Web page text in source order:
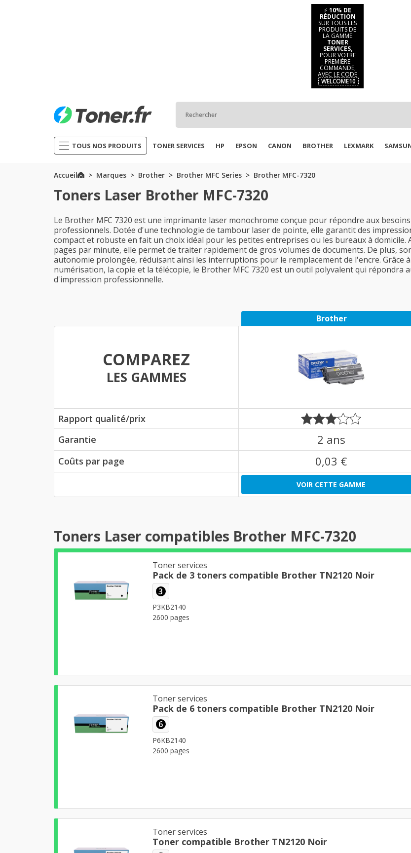
⚡ 10% DE
RÉDUCTION
SUR TOUS LES
PRODUITS DE
LA GAMME
TONER
SERVICES,
POUR VOTRE
PREMIÈRE
COMMANDE,
AVEC LE CODE
WELCOME10
TOUS NOS PRODUITS TONER SERVICES HP EPSON CANON BROTHER LEXMARK
Accueil Marques Brother Brother MFC Series Brother MFC-7320
Toners Laser Brother MFC-7320
Le Brother MFC 7320 est une imprimante laser monochrome conçue pour répondre aux
professionnels. Dotée d'une technologie de tambour laser de pointe, elle garantit des
compact et robuste en fait un choix idéal pour les petites entreprises ou les bureaux à domicile.
pages par minute, elle permet de traiter rapidement de gros volumes de documents. De plus,
autonomie prolongée, réduisant ainsi les interruptions pour le remplacement de l'encre. Grâce
numérisation, la copie et la télécopie, le Brother MFC 7320 est un outil polyvalent qui répondra
d'impression professionnelle.
Brother
COMPAREZ
LES GAMMES
Rapport qualité/prix
Garantie
2 ans
Coûts par page 0,03 €
VOIR CETTE GAMME
Toners Laser compatibles Brother MFC-7320
Toner services
Pack de 3 toners compatible Brother TN2120 Noir
3
P3KB2140
2600 pages
Toner services
Pack de 6 toners compatible Brother TN2120 Noir
6
P6KB2140
2600 pages
Toner services
Toner compatible Brother TN2120 Noir